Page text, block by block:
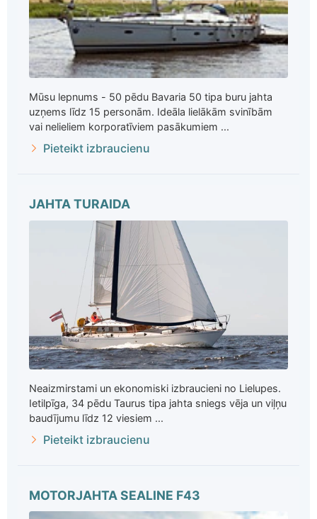
Mūsu lepnums - 50 pēdu Bavaria 50 tipa buru jahta
uzņems līdz 15 personām. Ideāla lielākām svinībām
vai nelieliem korporatīviem pasākumiem ...
Pieteikt izbraucienu
JAHTA TURAIDA
Neaizmirstami un ekonomiski izbraucieni no Lielupes.
Ietilpīga, 34 pēdu Taurus tipa jahta sniegs vēja un viļņu
baudījumu līdz 12 viesiem ...
Pieteikt izbraucienu
MOTORJAHTA SEALINE F43